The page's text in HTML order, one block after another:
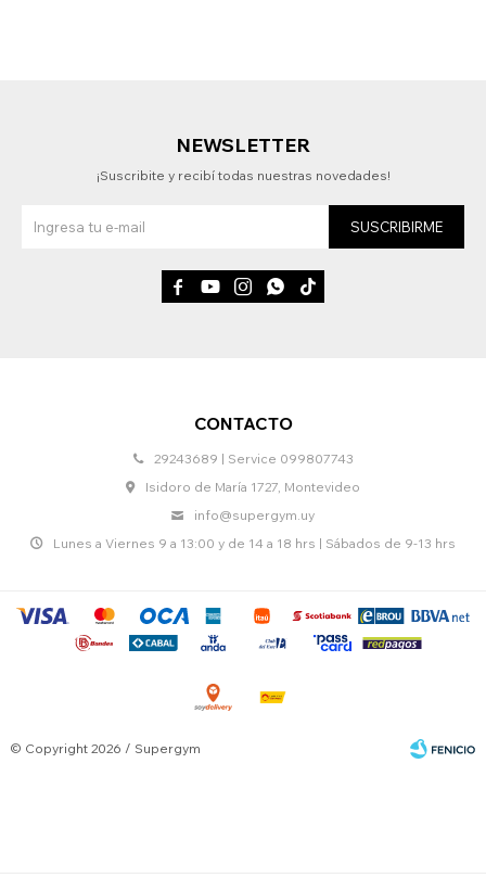
CONTACTO
29243689 | Service 099807743
Isidoro de María 1727, Montevideo
info@supergym.uy
Lunes a Viernes 9 a 13:00 y de 14 a 18 hrs | Sábados de 9-13 hrs
NEWSLETTER
¡Suscribite y recibí todas nuestras novedades!
SUSCRIBIRME
    
© Copyright 2026 / Supergym